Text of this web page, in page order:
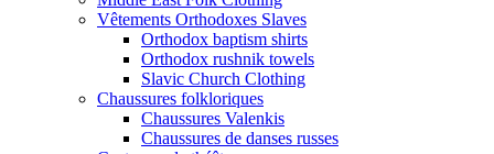
Vêtements Orthodoxes Slaves
Orthodox baptism shirts
Orthodox rushnik towels
Slavic Church Clothing
Chaussures folkloriques
Chaussures Valenkis
Chaussures de danses russes